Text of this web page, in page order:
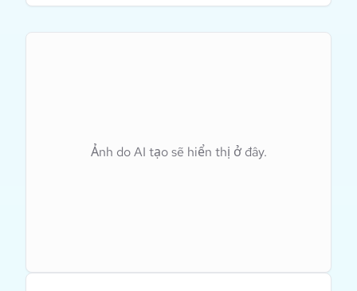
Ảnh do AI tạo sẽ hiển thị ở đây.